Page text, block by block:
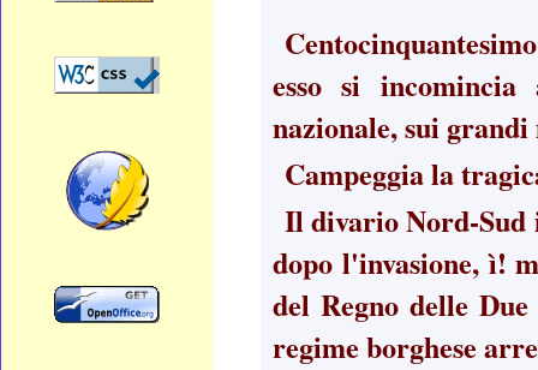
esso si
nazionale, sui grandi
Campeggia la
Il divario Nord-Sud
dopo l'invasione, ì!
del Regno delle
regime borghese